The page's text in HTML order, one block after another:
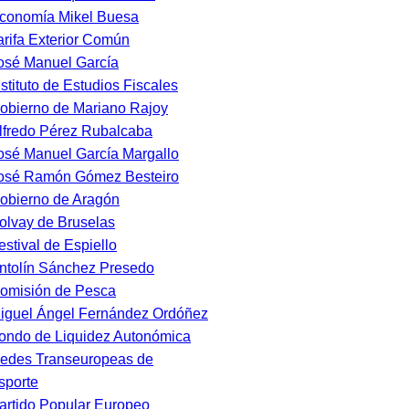
Mikel Buesa
Exterior Común
Manuel García
de Estudios Fiscales
de Mariano Rajoy
Pérez Rubalcaba
Manuel García Margallo
Ramón Gómez Besteiro
de Aragón
de Bruselas
de Espiello
Sánchez Presedo
de Pesca
Ángel Fernández Ordóñez
de Liquidez Autonómica
Transeuropeas de
Popular Europeo